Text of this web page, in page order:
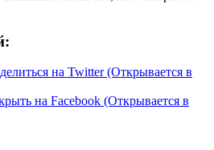
на Twitter (Открывается в
на Facebook (Открывается в